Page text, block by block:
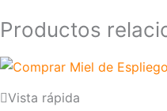
Productos
Vista rápida